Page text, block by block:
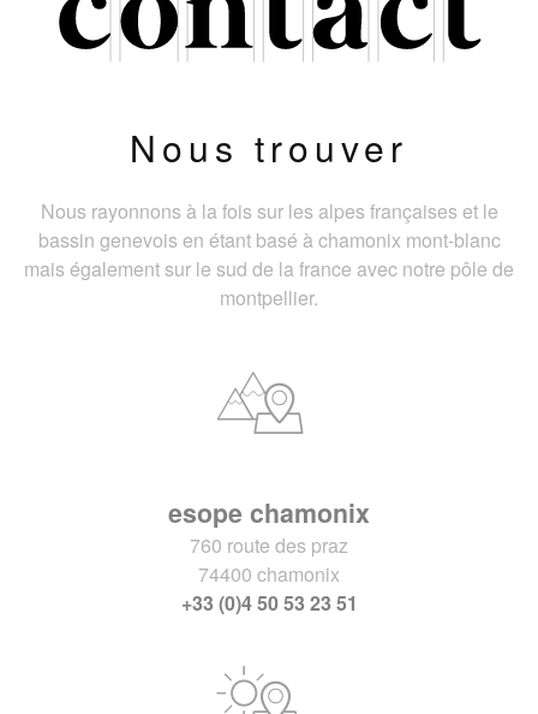
Nous trouver
Nous rayonnons à la fois sur les alpes françaises et le
bassin genevois en étant basé à chamonix mont-blanc
mais également sur le sud de la france avec notre pôle de
montpellier.
esope chamonix
760 route des praz
74400 chamonix
+33 (0)4 50 53 23 51